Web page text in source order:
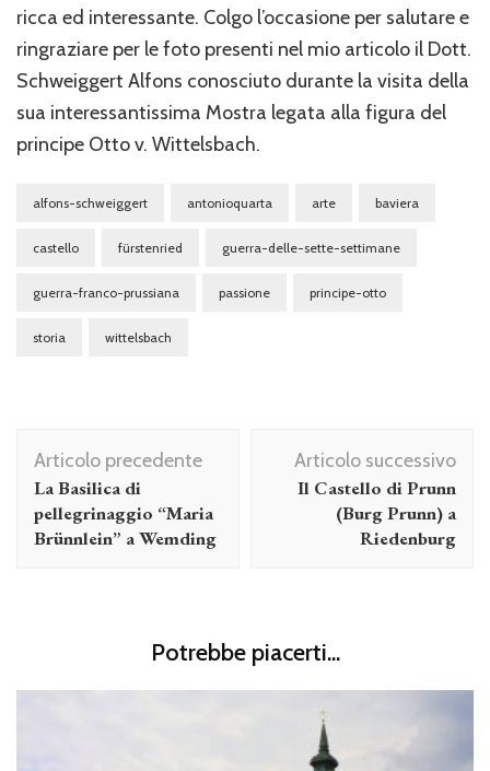
ricca ed interessante. Colgo l’occasione per salutare e
ringraziare per le foto presenti nel mio articolo il Dott.
Schweiggert Alfons conosciuto durante la visita della
sua interessantissima Mostra legata alla figura del
principe Otto v. Wittelsbach.
alfons-schweiggert antonioquarta arte baviera
castello fürstenried guerra-delle-sette-settimane
guerra-franco-prussiana passione principe-otto
storia wittelsbach
Navigazione
articolo
Articolo precedente
La Basilica di
pellegrinaggio “Maria
Brünnlein” a Wemding
Articolo successivo
Il Castello di Prunn
(Burg Prunn) a
Riedenburg
Potrebbe piacerti...